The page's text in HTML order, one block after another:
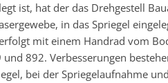
ist, hat der das Drehgestell
in das Spriegel
mit einem Handrad vom
892. Verbesserungen
bei der Spriegelaufnahme